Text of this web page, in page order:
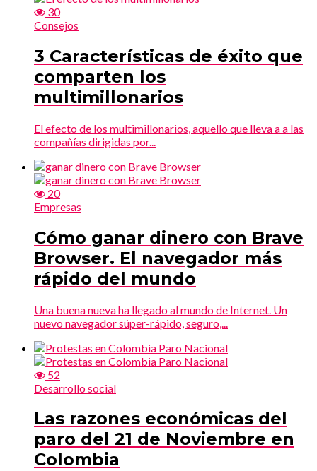
30
Consejos
3 Características de éxito que
comparten los
multimillonarios
El efecto de los multimillonarios, aquello que lleva a a las
compañías dirigidas por...
20
Empresas
Cómo ganar dinero con Brave
Browser. El navegador más
rápido del mundo
Una buena nueva ha llegado al mundo de Internet. Un
nuevo navegador súper-rápido, seguro,...
52
Desarrollo social
Las razones económicas del
paro del 21 de Noviembre en
Colombia